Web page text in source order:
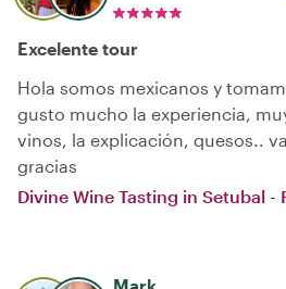
Excelente tour
Hola somos mexicanos y
gusto mucho la experiencia,
vinos, la explicación, quesos..
gracias
Divine Wine Tasting in Setubal -
Mark